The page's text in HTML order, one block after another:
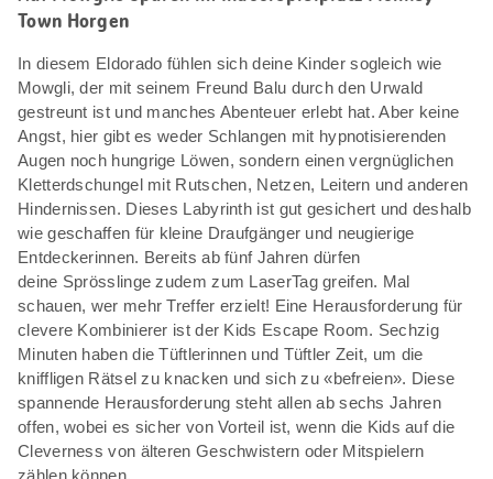
Town Horgen
In diesem Eldorado fühlen sich deine Kinder sogleich wie
Mowgli, der mit seinem Freund Balu durch den Urwald
gestreunt ist und manches Abenteuer erlebt hat. Aber keine
Angst, hier gibt es weder Schlangen mit hypnotisierenden
Augen noch hungrige Löwen, sondern einen vergnüglichen
Kletterdschungel mit Rutschen, Netzen, Leitern und anderen
Hindernissen. Dieses Labyrinth ist gut gesichert und deshalb
wie geschaffen für kleine Draufgänger und neugierige
Entdeckerinnen. Bereits ab fünf Jahren dürfen
deine Sprösslinge zudem zum LaserTag greifen. Mal
schauen, wer mehr Treffer erzielt! Eine Herausforderung für
clevere Kombinierer ist der Kids Escape Room. Sechzig
Minuten haben die Tüftlerinnen und Tüftler Zeit, um die
kniffligen Rätsel zu knacken und sich zu «befreien». Diese
spannende Herausforderung steht allen ab sechs Jahren
offen, wobei es sicher von Vorteil ist, wenn die Kids auf die
Cleverness von älteren Geschwistern oder Mitspielern
zählen können.